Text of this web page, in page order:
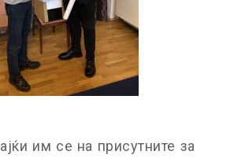
им се на присутните за